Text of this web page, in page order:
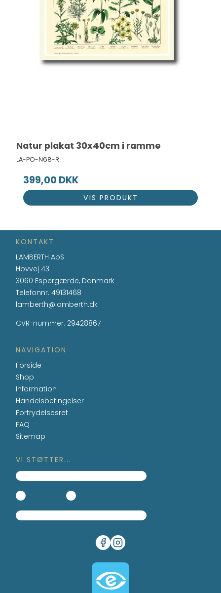
Natur plakat 30x40cm i ramme
LA-PO-N68-R
399,00 DKK
VIS PRODUKT
KONTAKT
LAMBERTH ApS
Hovvej 43
3060 Espergærde, Danmark
Telefonnr.49131468
lamberth@lamberth.dk
CVR-nummer: 29428867
NAVIGATION
Forside
Shop
Information
Handelsbetingelser
Fortrydelsesret
FAQ
Sitemap
VI STØTTER...